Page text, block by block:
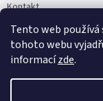
Tento web
tohoto webu
informacízde.
Kontakt
Napište nám